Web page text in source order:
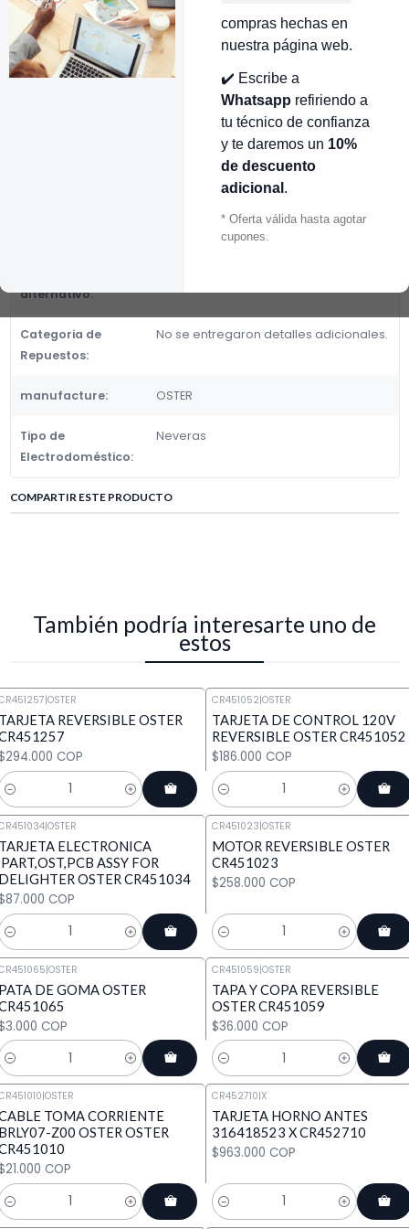
compras hechas en
nuestra página web.
✔️ Escribe a
Whatsapp refiriendo a
tu técnico de confianza
y te daremos un 10%
de descuento
adicional .
* Oferta válida hasta agotar
cupones.
👉 Conocer más…
Mostrar stock de ubicaciones
TARJETA ELECTRONICA OSTERLIC.REVERSIBLE OSTER CR451046
alternativo:
Categoria de
Repuestos:
No se entregaron detalles adicionales.
manufacture: OSTER
Tipo de
Electrodoméstico:
Neveras
COMPARTIR ESTE PRODUCTO
También podría interesarte uno de
estos
|OSTER
REVERSIBLE OSTER
COP
CR451052|OSTER
TARJETA DE CONTROL 120V
REVERSIBLE OSTER CR451052
$186.000 COP
Cantidad
|OSTER
ELECTRONICA
ASSY FOR
OSTER CR451034
COP
CR451023|OSTER
MOTOR REVERSIBLE OSTER
CR451023
$258.000 COP
Cantidad
|OSTER
DE GOMA OSTER
COP
CR451059|OSTER
TAPA Y COPA REVERSIBLE
OSTER CR451059
$36.000 COP
Cantidad
|OSTER
TOMA CORRIENTE
Z00 OSTER OSTER
COP
CR452710|X
TARJETA HORNO ANTES
316418523 X CR452710
$963.000 COP
Cantidad